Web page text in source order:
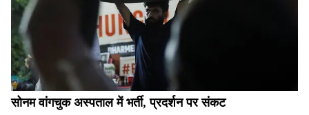
सोनम वांगचुक अस्पताल में भर्ती, प्रदर्शन पर संकट